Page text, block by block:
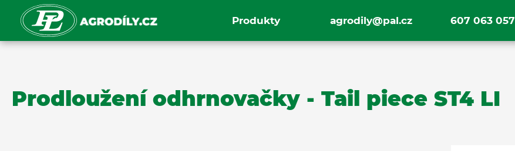
agrodily@pal.cz 607 063 057
Produkty
Prodloužení odhrnovačky - Tail piece ST4 LI